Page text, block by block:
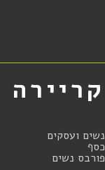
קריירה
נשים ועסקים
כסף
פורבס נשים